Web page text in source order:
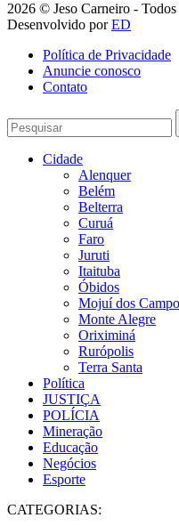
2026 © Jeso Carneiro - Todos
Desenvolvido porED
Política de Privacidade
Anuncie conosco
Contato
Cidade
Alenquer
Belém
Belterra
Curuá
Faro
Juruti
Itaituba
Óbidos
Mojuí dos
Monte Alegre
Oriximiná
Rurópolis
Terra Santa
Política
JUSTIÇA
POLÍCIA
Mineração
Educação
Negócios
Esporte
CATEGORIAS: